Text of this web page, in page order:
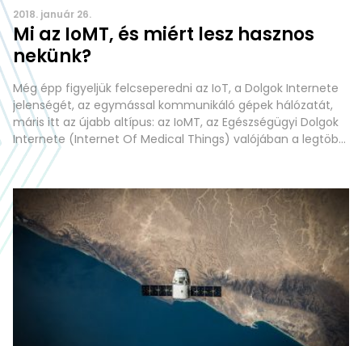
2018. január 26.
Mi az IoMT, és miért lesz hasznos
nekünk?
Még épp figyeljük felcseperedni az IoT, a Dolgok Internete
jelenségét, az egymással kommunikáló gépek hálózatát,
máris itt az újabb altípus: az IoMT, az Egészségügyi Dolgok
Internete (Internet Of Medical Things) valójában a legtöbb
közvetlen hasznot képes hozni általában az emberiség
számára. Miről is van szó? Arról, hogy amennyiben az
emberek egyre nagyobb része visel magán